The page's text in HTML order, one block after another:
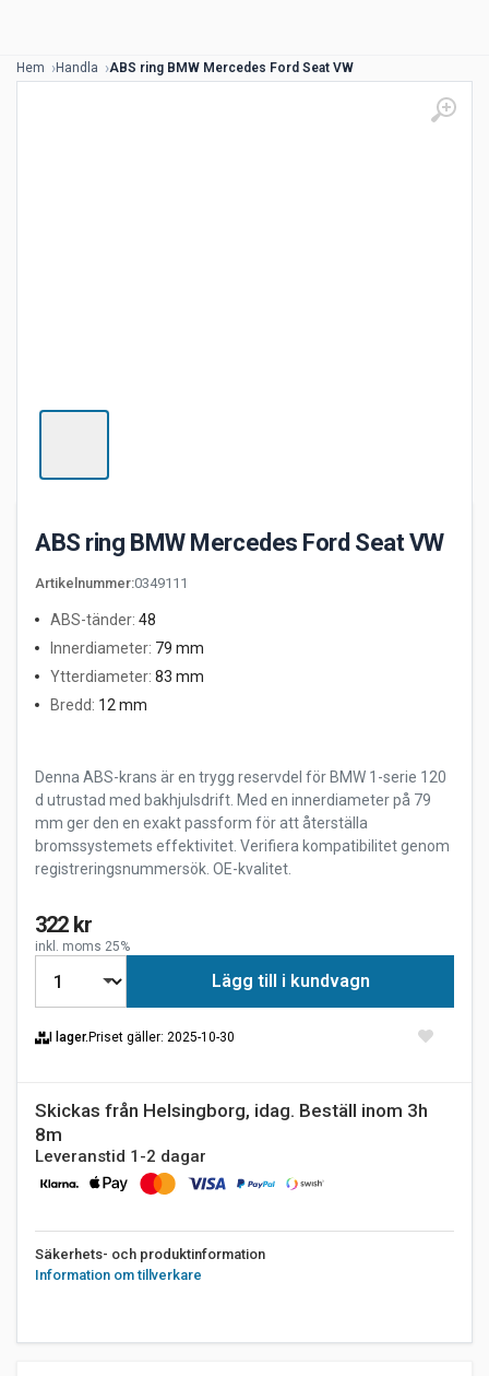
Hem Handla ABS ring BMW Mercedes Ford Seat VW
ABS ring BMW Mercedes Ford Seat VW
Artikelnummer:0349111
ABS-tänder: 48
Innerdiameter: 79 mm
Ytterdiameter: 83 mm
Bredd: 12 mm
Denna ABS-krans är en trygg reservdel för BMW 1-serie 120
d utrustad med bakhjulsdrift. Med en innerdiameter på 79
mm ger den en exakt passform för att återställa
bromssystemets effektivitet. Verifiera kompatibilitet genom
registreringsnummersök. OE-kvalitet.
322 kr
inkl. moms 25%
Lägg till i kundvagn
I lager. Priset gäller: 2025-10-30
Skickas från Helsingborg, idag. Beställ inom 3h
8m
Leveranstid 1-2 dagar
Säkerhets- och produktinformation
Information om tillverkare